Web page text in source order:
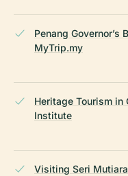
Penang
MyTrip.my
Heritage Tourism in
Institute
Visiting Seri